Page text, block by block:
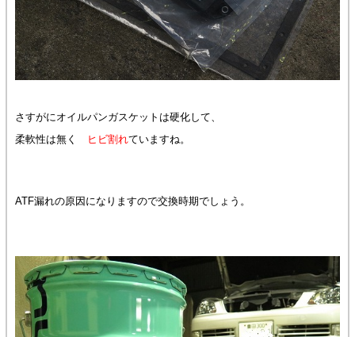
さすがにオイルパンガスケットは硬化して、
柔軟性は無く
ヒビ割れていますね。
ATF漏れの原因になりますので交換時期でしょう。